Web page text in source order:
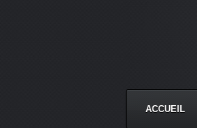
ACCUEIL